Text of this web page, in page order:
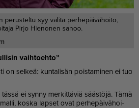
perusteltu syy valita perhepäivähoito,
Pirjo Hienonen sanoo.
vaih­to­eh­to”
on sel­keä: kun­ta­li­sän pois­ta­mi­nen ei tuo
ei syn­ny mer­kit­tä­viä sääs­tö­jä. Tämä
kos­ka lap­set ovat per­he­päi­vä­hoi­